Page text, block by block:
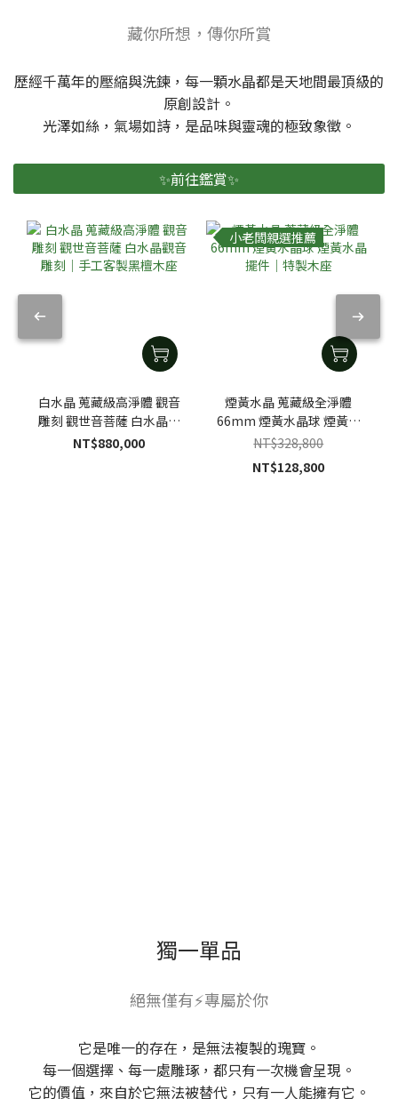
藏你所想，傳你所賞
歷經千萬年的壓縮與洗鍊，每一顆水晶都是天地間最頂級的
原創設計。
光澤如絲，氣場如詩，是品味與靈魂的極致象徵。
✨前往鑑賞✨
白水晶 蒐藏級高淨體 觀音
雕刻 觀世音菩薩 白水晶觀
音雕刻｜手工客製黑檀木座
NT$880,000
小老闆親選推薦
煙黃水晶 蒐藏級全淨體
66mm 煙黃水晶球 煙黃水
晶擺件｜特製木座
NT$328,800
NT$128,800
獨一單品
絕無僅有⚡專屬於你
它是唯一的存在，是無法複製的瑰寶。
每一個選擇、每一處雕琢，都只有一次機會呈現。
它的價值，來自於它無法被替代，只有一人能擁有它。